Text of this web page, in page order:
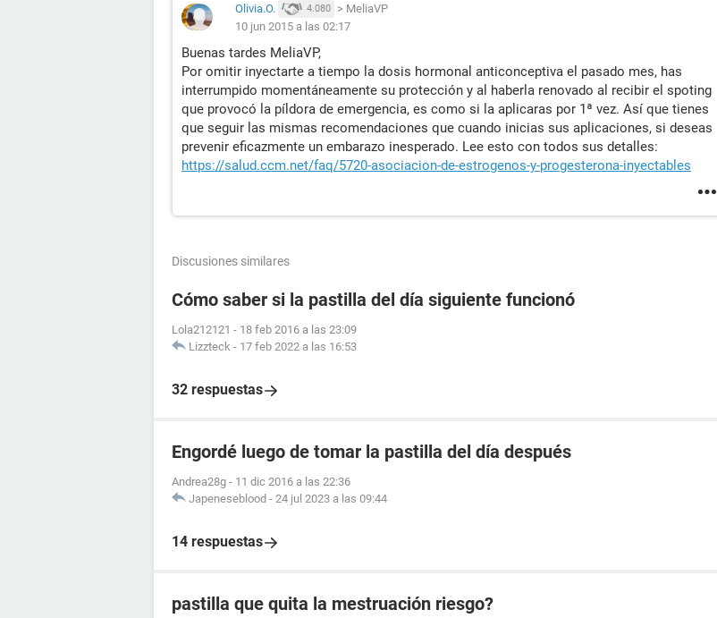
Olivia.O. 4.080 > MeliaVP
10 jun 2015 a las 02:17
Buenas tardes MeliaVP,
Por omitir inyectarte a tiempo la dosis hormonal anticonceptiva el pasado mes, has
interrumpido momentáneamente su protección y al haberla renovado al recibir el spoting
que provocó la píldora de emergencia, es como si la aplicaras por 1ª vez. Así que tienes
que seguir las mismas recomendaciones que cuando inicias sus aplicaciones, si deseas
prevenir eficazmente un embarazo inesperado. Lee esto con todos sus detalles:
https://salud.ccm.net/faq/5720-asociacion-de-estrogenos-y-progesterona-inyectables
Discusiones similares
Cómo saber si la pastilla del día siguiente funcionó
Lola212121 - 18 feb 2016 a las 23:09
Lizzteck - 17 feb 2022 a las 16:53
32 respuestas
Engordé luego de tomar la pastilla del día después
Andrea28g - 11 dic 2016 a las 22:36
Japeneseblood - 24 jul 2023 a las 09:44
14 respuestas
pastilla que quita la mestruación riesgo?